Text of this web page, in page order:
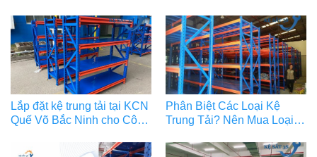
Lắp đặt kệ trung tải tại KCN
Quế Võ Bắc Ninh cho Công
Phân Biệt Các Loại Kệ
Trung Tải? Nên Mua Loại